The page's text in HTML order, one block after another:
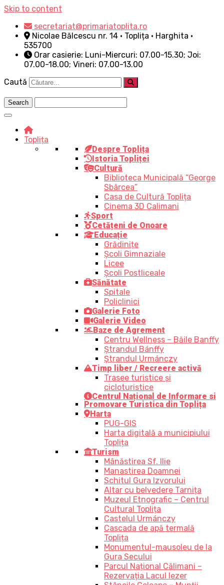
Skip to content
secretariat@primariatoplita.ro
Nicolae Bălcescu nr. 14 • Toplița • Harghita •
535700
Orar casierie: Luni-Miercuri: 07.00-15.30; Joi:
07.00-18.00; Vineri: 07.00-13.00
Caută
Toplița
Despre Toplița
Istoria Topliței
Cultură
Biblioteca Municipală “George
Sbârcea”
Casa de Cultură Toplița
Cinema 3D Calimani
Sport
Cetățeni de Onoare
Educație
Grădinițe
Școli Gimnaziale
Licee
Școli Postliceale
Sănătate
Spitale
Policlinici
Galerie Foto
Galerie Video
Baze de Agrement
Centru Wellness – Băile Banffy
Ștrandul Bánffy
Ștrandul Urmánczy
Timp liber / Recreere activă
Trasee turistice şi
cicloturistice
Centrul Național de Informare si
Promovare Turistica din Toplița
Harta
PUG-GIS
Harta digitală a municipiului
Toplița
Turism
Mânăstirea Sf. Ilie
Manastirea Doamnei
Schitul Gura Izvorului
Altar cu belvedere Tarnița
Muzeul Etnografic – Centrul
Cultural Toplița
Castelul Urmánczy
Cascada de apă termală
Toplița
Monumentul-mausoleu de la
Gura Secului
Parcul Național Călimani –
Rezervația Lacul Iezer